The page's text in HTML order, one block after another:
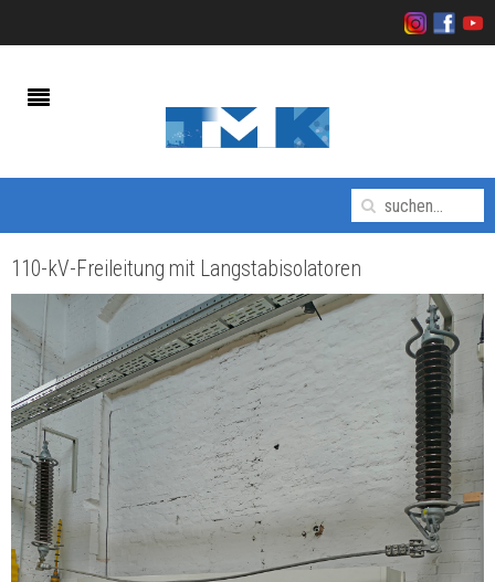
110-kV-Freileitung mit Langstabisolatoren